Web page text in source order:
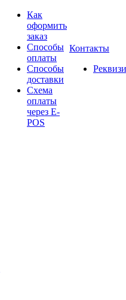
Как
оформить
заказ
Способы
оплаты
Способы
доставки
Схема
оплаты
через E-
POS
Контакты